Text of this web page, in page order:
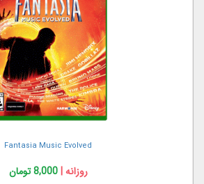
Fantasia Music Evolved
روزانه |8,000 تومان